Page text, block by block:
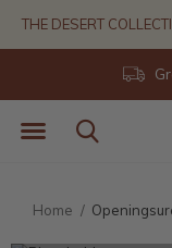
THE DESERT
Home